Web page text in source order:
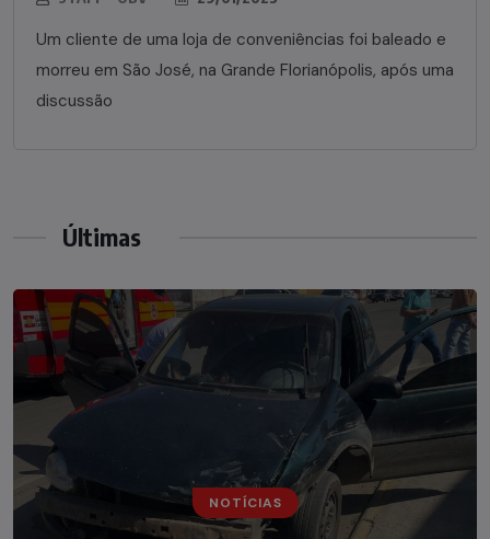
Um cliente de uma loja de conveniências foi baleado e
morreu em São José, na Grande Florianópolis, após uma
discussão
Últimas
NOTÍCIAS
NOTÍCIAS
Irmãos de 7 e 14 anos morrem